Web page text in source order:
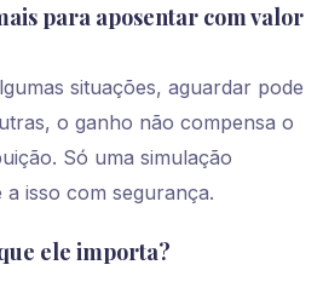
para aposentar com valor
situações, aguardar pode
o ganho não compensa o
Só uma simulação
isso com segurança.
ele importa?